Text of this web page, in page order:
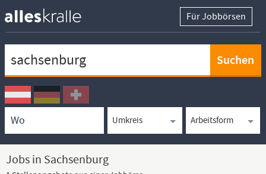
Für Jobbörsen
Ortssuche
Umkreissuche
Arbeitsform
Jobs in Sachsenburg